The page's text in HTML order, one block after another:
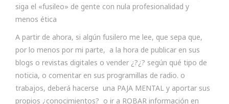
siga el «fusileo» de gente con nula profesionalidad y
menos ética
A partir de ahora, si algún fusilero me lee, que sepa que,
por lo menos por mi parte, a la hora de publicar en sus
blogs o revistas digitales o vender ¿?¿? según qué tipo de
noticia, o comentar en sus programillas de radio. o
trabajos, deberá hacerse una PAJA MENTAL y aportar sus
propios ¿conocimientos? o ir a ROBAR información en